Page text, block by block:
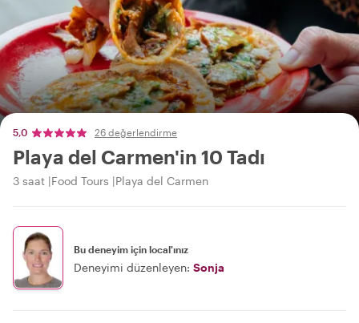
5,0 26 değerlendirme
Playa del Carmen'in 10 Tadı
3 saat Food Tours Playa del Carmen
Bu deneyim için local'ınız
Deneyimi düzenleyen: Sonja